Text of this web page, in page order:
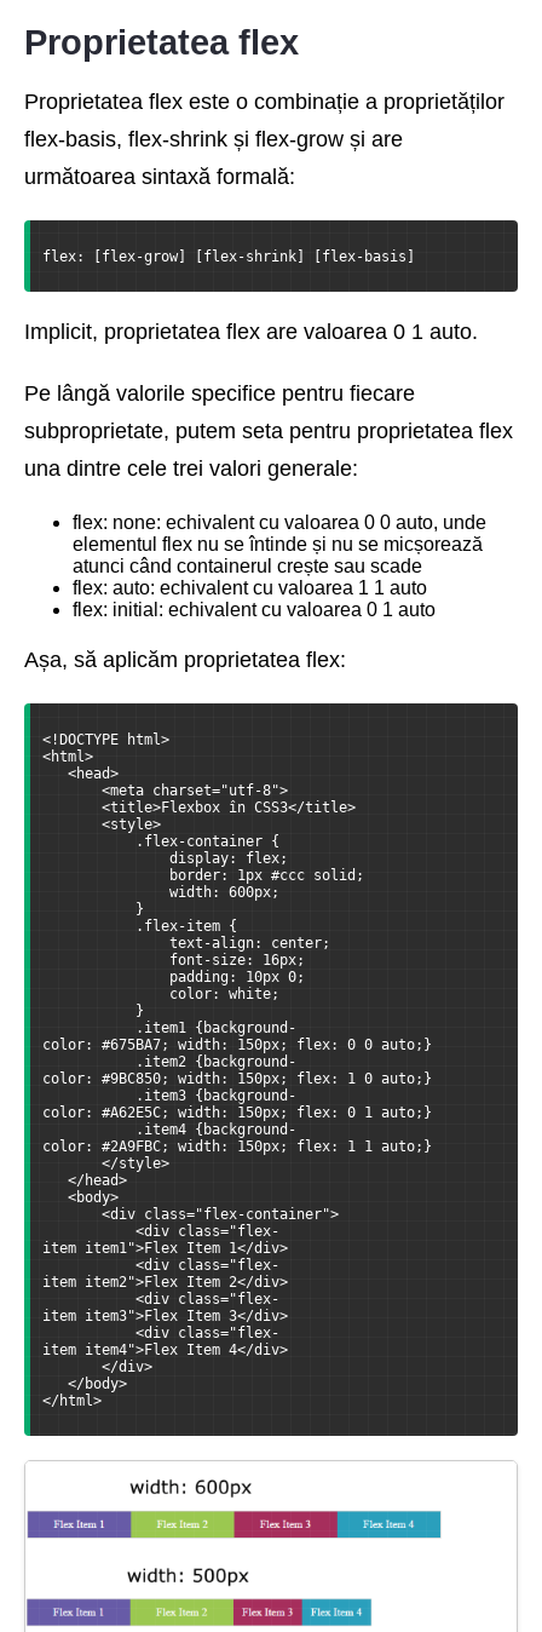
Proprietatea flex
Proprietatea flex este o combinație a proprietăților
flex-basis, flex-shrink și flex-grow și are
următoarea sintaxă formală:
flex: [flex-grow] [flex-shrink] [flex-basis]
Implicit, proprietatea flex are valoarea 0 1 auto.
Pe lângă valorile specifice pentru fiecare
subproprietate, putem seta pentru proprietatea flex
una dintre cele trei valori generale:
flex: none: echivalent cu valoarea 0 0 auto, unde
elementul flex nu se întinde și nu se micșorează
atunci când containerul crește sau scade
flex: auto: echivalent cu valoarea 1 1 auto
flex: initial: echivalent cu valoarea 0 1 auto
Așa, să aplicăm proprietatea flex:
<!DOCTYPE html>
<html>
<head>
<meta charset="utf-8">
<title>Flexbox în CSS3</title>
<style>
.flex-container {
display: flex;
border: 1px #ccc solid;
width: 600px;
}
.flex-item {
text-align: center;
font-size: 16px;
padding: 10px 0;
color: white;
}
.item1 {background-
color: #675BA7; width: 150px; flex: 0 0 auto;}
.item2 {background-
color: #9BC850; width: 150px; flex: 1 0 auto;}
.item3 {background-
color: #A62E5C; width: 150px; flex: 0 1 auto;}
.item4 {background-
color: #2A9FBC; width: 150px; flex: 1 1 auto;}
</style>
</head>
<body>
<div class="flex-container">
<div class="flex-
item item1">Flex Item 1</div>
<div class="flex-
item item2">Flex Item 2</div>
<div class="flex-
item item3">Flex Item 3</div>
<div class="flex-
item item4">Flex Item 4</div>
</div>
</body>
</html>